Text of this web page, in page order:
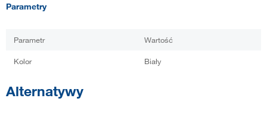
Parametry
Parametr Wartość
Kolor Biały
Alternatywy